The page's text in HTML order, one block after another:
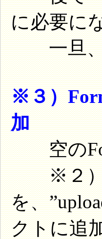
に必要に
一旦、グ
※３）
加
空の
※２）で
を、
クトに追